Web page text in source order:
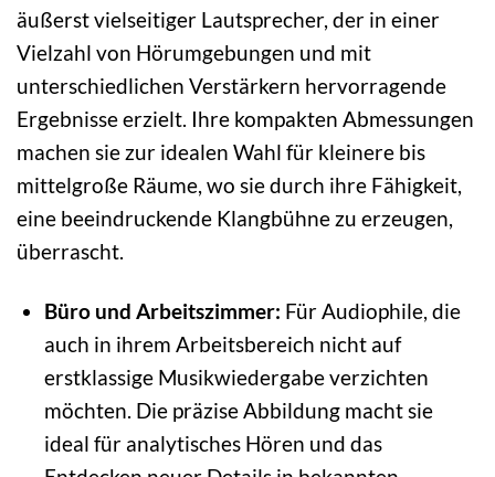
äußerst vielseitiger Lautsprecher, der in einer
Vielzahl von Hörumgebungen und mit
unterschiedlichen Verstärkern hervorragende
Ergebnisse erzielt. Ihre kompakten Abmessungen
machen sie zur idealen Wahl für kleinere bis
mittelgroße Räume, wo sie durch ihre Fähigkeit,
eine beeindruckende Klangbühne zu erzeugen,
überrascht.
Büro und Arbeitszimmer: Für Audiophile, die
auch in ihrem Arbeitsbereich nicht auf
erstklassige Musikwiedergabe verzichten
möchten. Die präzise Abbildung macht sie
ideal für analytisches Hören und das